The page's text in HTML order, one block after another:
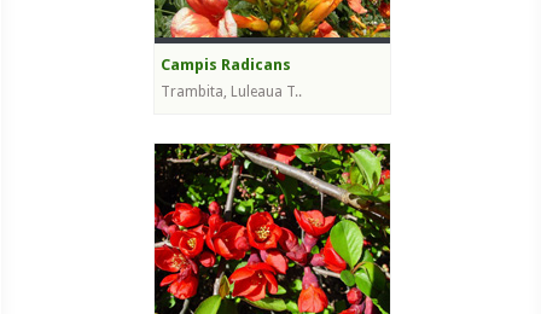
Campis Radicans
Trambita, Luleaua T..